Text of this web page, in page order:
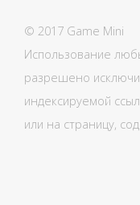
© 2017 Game Mini
Использование
разрешено
индексируемой
или на страницу,